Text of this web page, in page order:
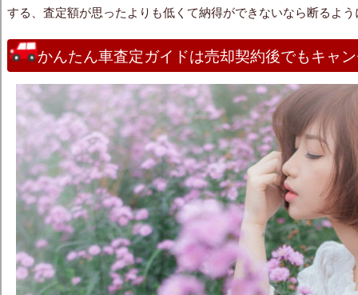
する、査定額が思ったよりも低くて納得ができないなら断るよ
かんたん車査定ガイドは売却契約後でもキャ